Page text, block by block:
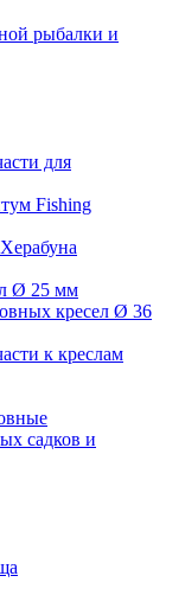
рыбалки и
для
Fishing
Ø 25 мм
кресел Ø 36
к креслам
садков и